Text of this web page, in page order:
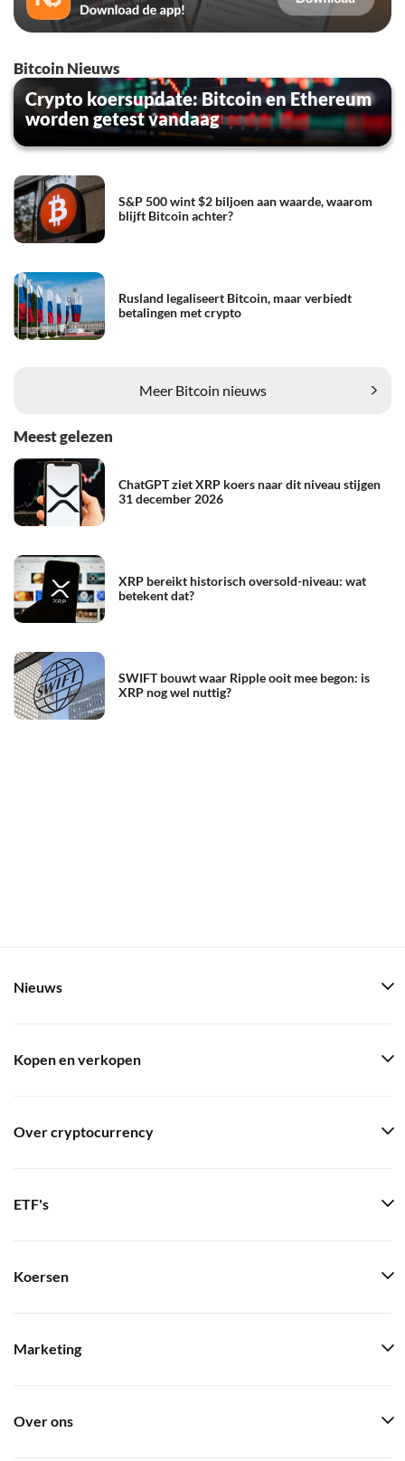
Bitcoin Nieuws
Crypto koersupdate: Bitcoin en Ethereum
worden getest vandaag
S&P 500 wint $2 biljoen aan waarde, waarom
blijft Bitcoin achter?
Rusland legaliseert Bitcoin, maar verbiedt
betalingen met crypto
Meer Bitcoin nieuws
Meest gelezen
ChatGPT ziet XRP koers naar dit niveau stijgen
31 december 2026
XRP bereikt historisch oversold-niveau: wat
betekent dat?
SWIFT bouwt waar Ripple ooit mee begon: is
XRP nog wel nuttig?
Nieuws
Kopen en verkopen
Over cryptocurrency
ETF's
Koersen
Marketing
Over ons